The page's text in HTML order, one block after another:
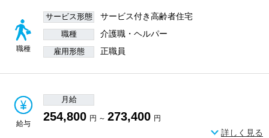
職種
サービス形態 サービス付き高齢者住宅
職種 介護職・ヘルパー
雇用形態 正職員
給与
月給
254,800 円 ～ 273,400 円
詳しく見る